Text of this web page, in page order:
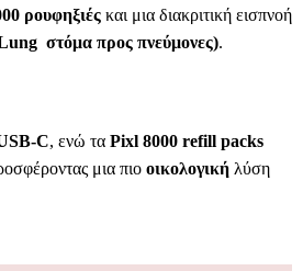
ρουφηξιές και μια διακριτική εισπνοή
 στόμα προς πνεύμονες).
C, ενώ τα Pixl 8000 refill packs
μια πιο οικολογική λύση